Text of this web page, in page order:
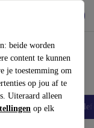
beide worden
content te kunnen
je toestemming om
op jou af te
Uiteraard alleen
op elk
Accessoires